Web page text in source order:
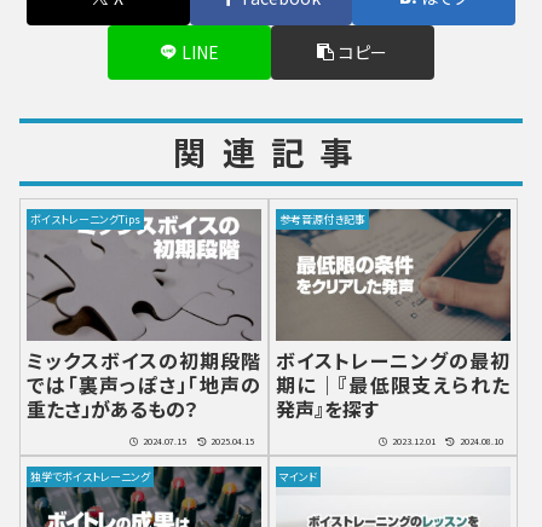
LINE コピー
関連記事
ボイストレーニングTips
ミックスボイスの初期段階
では「裏声っぽさ」「地声の
重たさ」があるもの？
2024.07.15 2025.04.15
参考音源付き記事
ボイストレーニングの最初
期に｜『最低限支えられた
発声』を探す
2023.12.01 2024.08.10
独学でボイストレーニング マインド